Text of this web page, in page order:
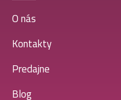
O nás
Kontakty
Predajne
Blog